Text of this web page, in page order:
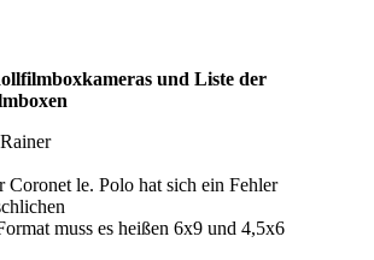
und Liste der
Coronet le. Polo hat sich ein Fehler
muss es heißen 6x9 und 4,5x6